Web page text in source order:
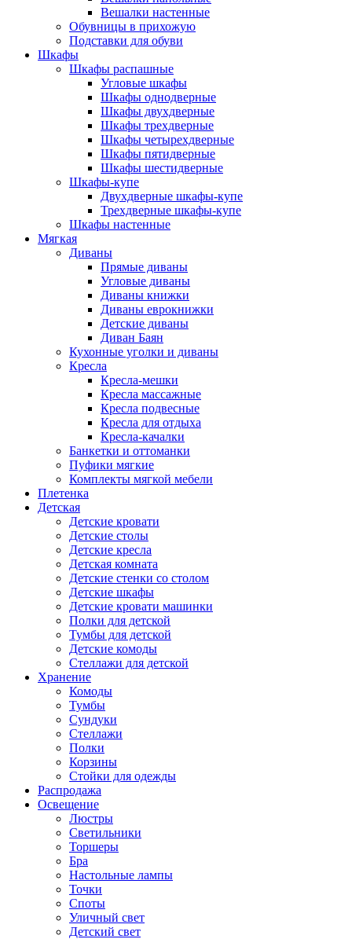
Вешалки настенные
Обувницы в прихожую
Подставки для обуви
Шкафы
Шкафы распашные
Угловые шкафы
Шкафы однодверные
Шкафы двухдверные
Шкафы трехдверные
Шкафы четырехдверные
Шкафы пятидверные
Шкафы шестидверные
Шкафы-купе
Двухдверные шкафы-купе
Трехдверные шкафы-купе
Шкафы настенные
Мягкая
Диваны
Прямые диваны
Угловые диваны
Диваны книжки
Диваны еврокнижки
Детские диваны
Диван Баян
Кухонные уголки и диваны
Кресла
Кресла-мешки
Кресла массажные
Кресла подвесные
Кресла для отдыха
Кресла-качалки
Банкетки и оттоманки
Пуфики мягкие
Комплекты мягкой мебели
Плетенка
Детская
Детские кровати
Детские столы
Детские кресла
Детская комната
Детские стенки со столом
Детские шкафы
Детские кровати машинки
Полки для детской
Тумбы для детской
Детские комоды
Стеллажи для детской
Хранение
Комоды
Тумбы
Сундуки
Стеллажи
Полки
Корзины
Стойки для одежды
Распродажа
Освещение
Люстры
Светильники
Торшеры
Бра
Настольные лампы
Точки
Споты
Уличный свет
Детский свет